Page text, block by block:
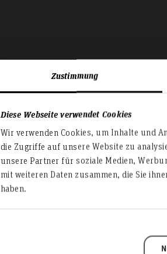
Zustimmung
Diese Webseite verwendet Cookies
Wir verwenden Cookies, um Inhalte und
die Zugriffe auf unsere Website zu
unsere Partner für soziale Medien,
mit weiteren Daten zusammen, die Sie
haben.